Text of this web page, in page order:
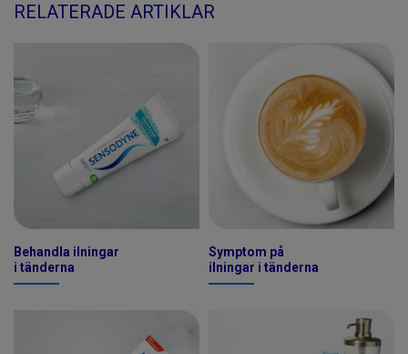
RELATERADE ARTIKLAR
Behandla ilningar
i tänderna
Symptom på
ilningar i tänderna